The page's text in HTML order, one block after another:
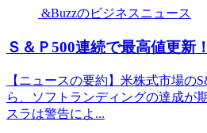
&Buzzのビジネスニュース
Ｓ＆Ｐ500連続で最高値更新
【ニュースの要約】米株式市場
ら、ソフトランディングの達成が
スラは警告によ...